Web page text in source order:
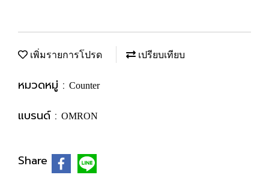
เพิ่มรายการโปรด เปรียบเทียบ
หมวดหมู่ : Counter
แบรนด์ : OMRON
Share